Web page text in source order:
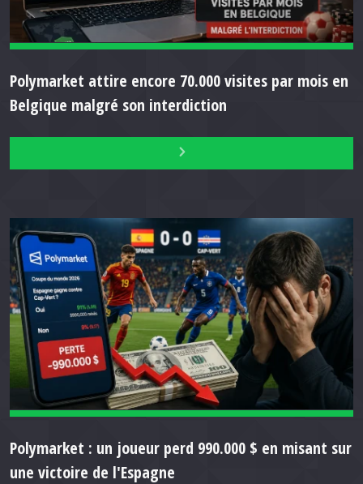
Polymarket attire encore 70.000 visites par mois en
Belgique malgré son interdiction
Polymarket : un joueur perd 990.000 $ en misant sur
une victoire de l'Espagne